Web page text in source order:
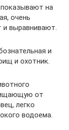
на
очень
и выравнивают.
и
и охотник.
от
легко
водоема.